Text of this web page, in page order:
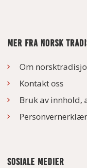
MER FRA NORSK
Om
Kontakt oss
Bruk av innhold,
SOSIALE MEDIER